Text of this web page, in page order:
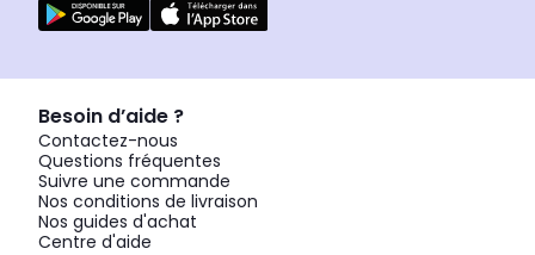
Besoin d’aide ?
Contactez-nous
Questions fréquentes
Suivre une commande
Nos conditions de livraison
Nos guides d'achat
Centre d'aide